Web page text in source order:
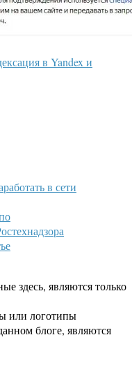
в Yandex и
в сети
здесь, являются только
или логотипы
блоге, являются